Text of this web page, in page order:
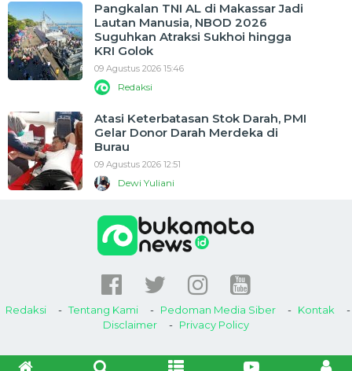
Pangkalan TNI AL di Makassar Jadi
Lautan Manusia, NBOD 2026
Suguhkan Atraksi Sukhoi hingga
KRI Golok
09 Agustus 2026 15:46
Redaksi
Atasi Keterbatasan Stok Darah, PMI
Gelar Donor Darah Merdeka di
Burau
09 Agustus 2026 12:51
Dewi Yuliani
Redaksi Tentang Kami Pedoman Media Siber
Kontak
Disclaimer
Privacy Policy